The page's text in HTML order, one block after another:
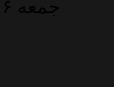
جمعه ۱۶ مرداد ۱۴۰۵